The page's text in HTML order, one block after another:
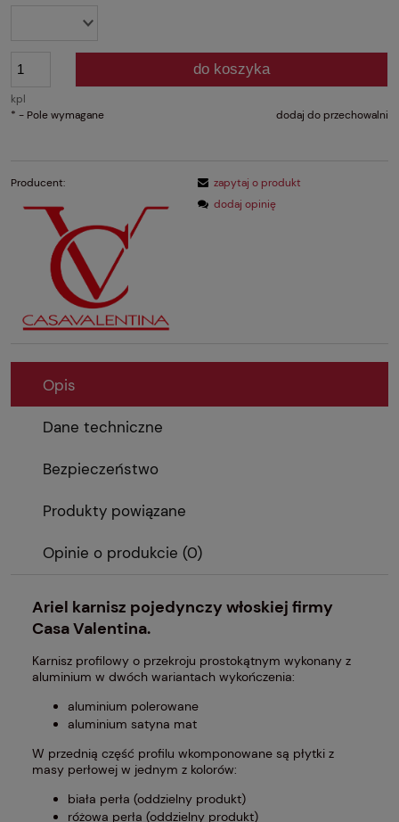
kpl
do koszyka
dodaj do przechowalni
* - Pole wymagane
Producent:
zapytaj o produkt
dodaj opinię
Opis
Dane techniczne
Bezpieczeństwo
Produkty powiązane
Opinie o produkcie (0)
Ariel karnisz pojedynczy włoskiej firmy
Casa Valentina.
Karnisz profilowy o przekroju prostokątnym wykonany z
aluminium w dwóch wariantach wykończenia:
aluminium polerowane
aluminium satyna mat
W przednią część profilu wkomponowane są płytki z
masy perłowej w jednym z kolorów:
biała perła (oddzielny produkt)
różowa perła (oddzielny produkt)